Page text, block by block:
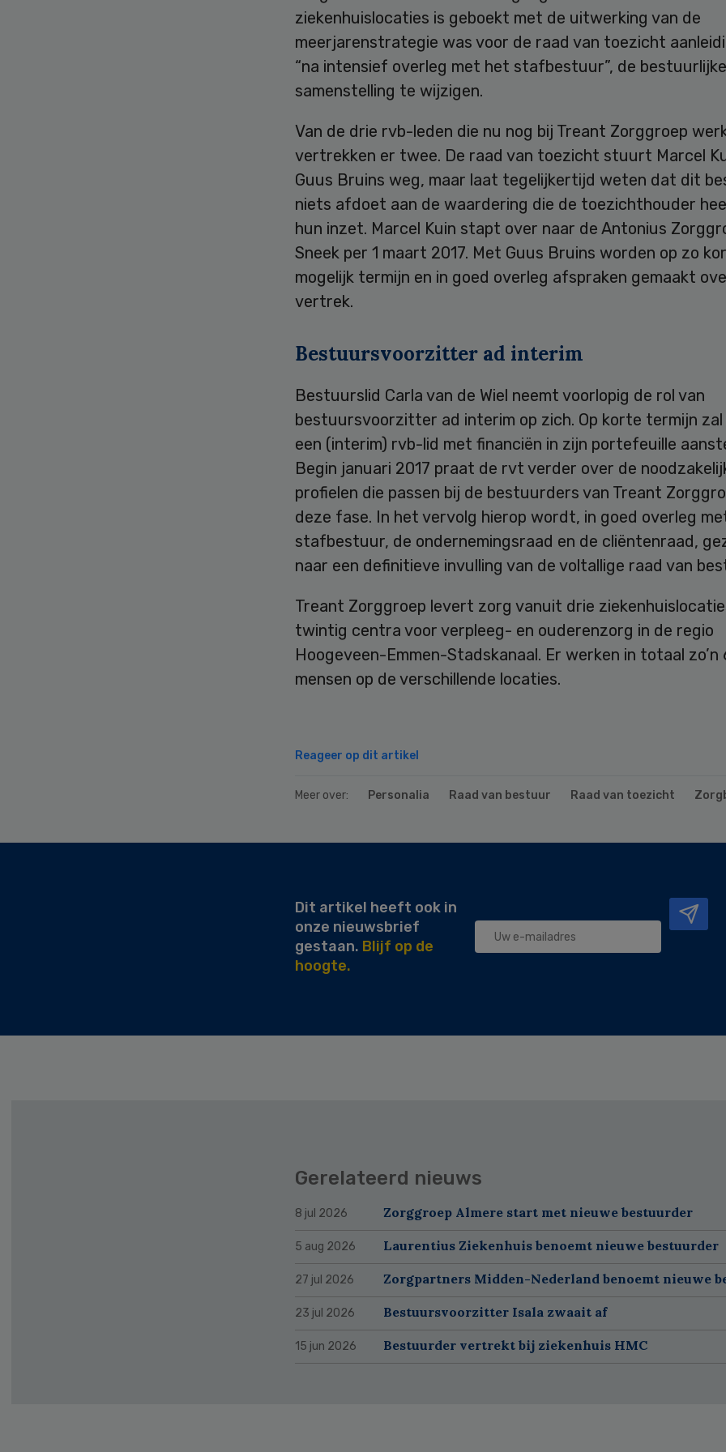
ziekenhuislocaties is geboekt met de uitwerking van de
meerjarenstrategie was voor de raad van toezicht
“na intensief overleg met het stafbestuur”, de bestuurlijke
samenstelling te wijzigen.
Van de drie rvb-leden die nu nog bij Treant Zorggroep
vertrekken er twee. De raad van toezicht stuurt Marcel
Guus Bruins weg, maar laat tegelijkertijd weten dat dit
niets afdoet aan de waardering die de toezichthouder
hun inzet. Marcel Kuin stapt over naar de Antonius
Sneek per 1 maart 2017. Met Guus Bruins worden op zo
mogelijk termijn en in goed overleg afspraken gemaakt
vertrek.
Bestuursvoorzitter ad interim
Bestuurslid Carla van de Wiel neemt voorlopig de rol van
bestuursvoorzitter ad interim op zich. Op korte termijn
een (interim) rvb-lid met financiën in zijn portefeuille
Begin januari 2017 praat de rvt verder over de
profielen die passen bij de bestuurders van Treant
deze fase. In het vervolg hierop wordt, in goed overleg
stafbestuur, de ondernemingsraad en de cliëntenraad,
naar een definitieve invulling van de voltallige raad van
Treant Zorggroep levert zorg vanuit drie
twintig centra voor verpleeg- en ouderenzorg in de regio
Hoogeveen-Emmen-Stadskanaal. Er werken in totaal zo’n
mensen op de verschillende locaties.
Reageer op dit artikel
Meer over: Personalia Raad van bestuur Raad van toezicht
Dit artikel heeft ook in
onze nieuwsbrief
gestaan. Blijf op de
hoogte.
Gerelateerd nieuws
8 jul 2026 Zorggroep Almere start met nieuwe bestuurder
5 aug 2026 Laurentius Ziekenhuis benoemt nieuwe bestuurder
27 jul 2026 Zorgpartners Midden-Nederland benoemt nieuwe
23 jul 2026 Bestuursvoorzitter Isala zwaait af
15 jun 2026 Bestuurder vertrekt bij ziekenhuis HMC